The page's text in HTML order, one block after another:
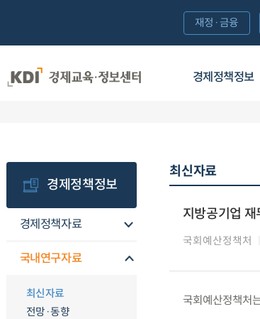
경제정책정보
재정·금융
경제정책정보
경제정책자료
국내연구자료
최신자료
전망·동향
최신자료
지방공기업 재
국회예산정책처
국회예산정책처